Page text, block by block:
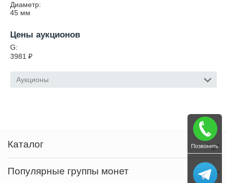
Диаметр:
45 мм
Цены аукционов
G:
3981 ₽
Аукционы
Каталог
Популярные группы монет
Позвонить